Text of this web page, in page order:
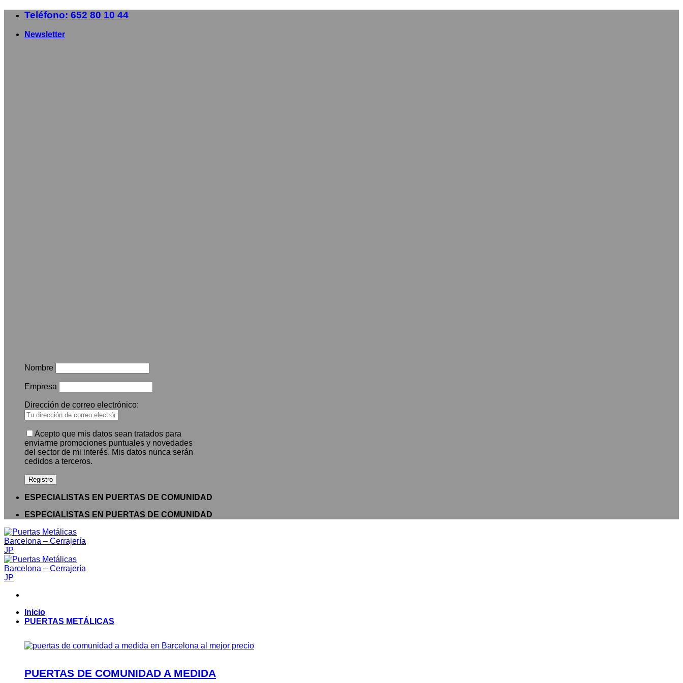
Saltar
contenido
Teléfono: 652 80 10 44
Newsletter
Nombre
Empresa
Dirección de correo electrónico:
Acepto que mis datos sean tratados para
enviarme promociones puntuales y novedades
del sector de mi interés. Mis datos nunca serán
cedidos a terceros.
ESPECIALISTAS EN PUERTAS DE COMUNIDAD
ESPECIALISTAS EN PUERTAS DE COMUNIDAD
Inicio
PUERTAS METÁLICAS
PUERTAS DE COMUNIDAD A MEDIDA